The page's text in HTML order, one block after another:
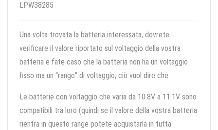
LPW38285
Una volta trovata la batteria interessata, dovrete
verificare il valore riportato sul voltaggio della vostra
batteria e fate caso che la batteria non ha un voltaggio
fisso ma un “range” di voltaggio, ciò vuol dire che:
Le batterie con voltaggio che varia da 10.8V a 11.1V sono
compatibili tra loro (quindi se il valore della vostra batteria
rientra in questo range potete acquistarla in tutta